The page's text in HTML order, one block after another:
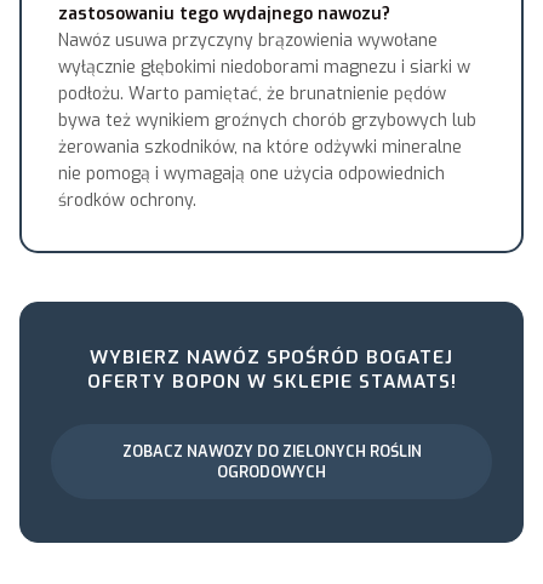
zastosowaniu tego wydajnego nawozu?
Nawóz usuwa przyczyny brązowienia wywołane
wyłącznie głębokimi niedoborami magnezu i siarki w
podłożu. Warto pamiętać, że brunatnienie pędów
bywa też wynikiem groźnych chorób grzybowych lub
żerowania szkodników, na które odżywki mineralne
nie pomogą i wymagają one użycia odpowiednich
środków ochrony.
WYBIERZ NAWÓZ SPOŚRÓD BOGATEJ
OFERTY BOPON W SKLEPIE STAMATS!
ZOBACZ NAWOZY DO ZIELONYCH ROŚLIN
OGRODOWYCH